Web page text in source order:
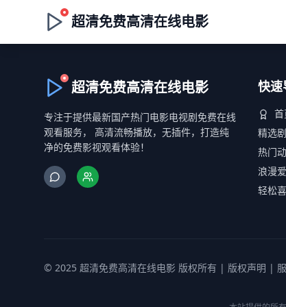
超清免费高清在线电影
超清免费高清在线电影
专注于提供最新国产热门电影电视剧免费在线
观看服务， 高清流畅播放，无插件，打造纯
净的免费影视观看体验！
快速
精选
热门
浪漫
轻松
© 2025 超清免费高清在线电影 版权所有 | 版权声明 |